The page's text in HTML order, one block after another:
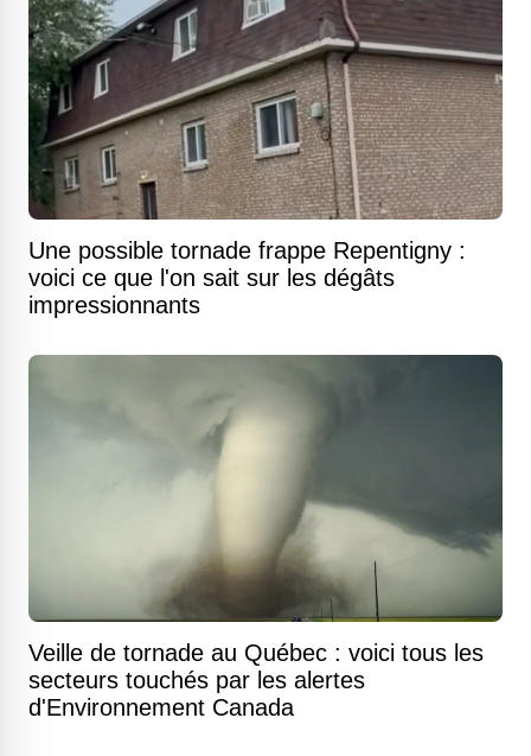
Une possible tornade frappe Repentigny :
voici ce que l'on sait sur les dégâts
impressionnants
Veille de tornade au Québec : voici tous les
secteurs touchés par les alertes
d'Environnement Canada